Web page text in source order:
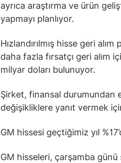
ayrıca araştırma ve ürün
yapmayı planlıyor.
Hızlandırılmış hisse geri
daha fazla fırsatçı geri alım
milyar doları bulunuyor.
Şirket, finansal durumundan
değişikliklere yanıt vermek
GM hissesi geçtiğimiz yıl
GM hisseleri, çarşamba